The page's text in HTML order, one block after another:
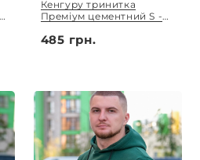
Кенгуру тринитка
Преміум цементний S -
485 грн.